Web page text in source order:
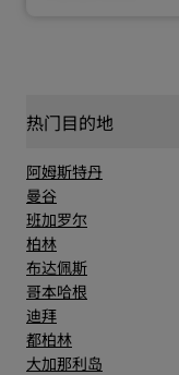
热门目的地
阿姆斯特丹
曼谷
班加罗尔
柏林
布达佩斯
哥本哈根
迪拜
都柏林
大加那利岛